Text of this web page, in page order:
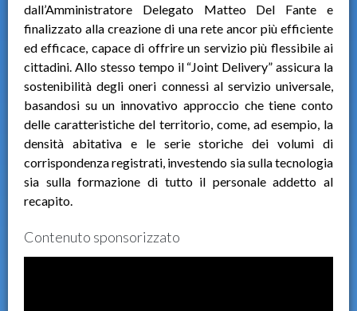
dall’Amministratore Delegato Matteo Del Fante e
finalizzato alla creazione di una rete ancor più efficiente
ed efficace, capace di offrire un servizio più flessibile ai
cittadini. Allo stesso tempo il “Joint Delivery” assicura la
sostenibilità degli oneri connessi al servizio universale,
basandosi su un innovativo approccio che tiene conto
delle caratteristiche del territorio, come, ad esempio, la
densità abitativa e le serie storiche dei volumi di
corrispondenza registrati, investendo sia sulla tecnologia
sia sulla formazione di tutto il personale addetto al
recapito.
Contenuto sponsorizzato